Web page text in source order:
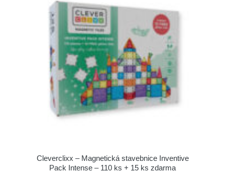
Cleverclixx – Magnetická stavebnice Inventive
Pack Intense – 110 ks + 15 ks zdarma